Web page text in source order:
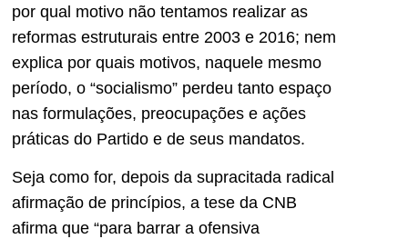
por qual motivo não tentamos realizar as
reformas estruturais entre 2003 e 2016; nem
explica por quais motivos, naquele mesmo
período, o “socialismo” perdeu tanto espaço
nas formulações, preocupações e ações
práticas do Partido e de seus mandatos.
Seja como for, depois da supracitada radical
afirmação de princípios, a tese da CNB
afirma que “para barrar a ofensiva